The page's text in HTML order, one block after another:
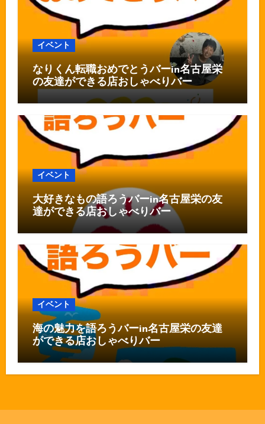
イベント
なりくん転職おめでとうバーin名古屋栄
の友達ができる店おしゃべりバー
イベント
大好きなもの語ろうバーin名古屋栄の友
達ができる店おしゃべりバー
イベント
海の魅力を語ろうバーin名古屋栄の友達
ができる店おしゃべりバー